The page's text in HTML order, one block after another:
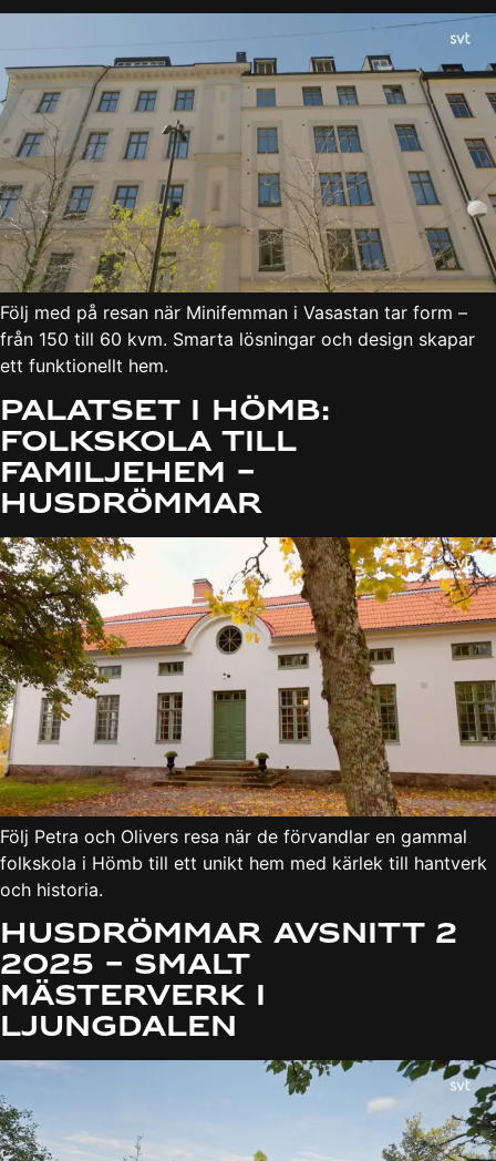
Följ med på resan när Minifemman i Vasastan tar form –
från 150 till 60 kvm. Smarta lösningar och design skapar
ett funktionellt hem.
Palatset i Hömb:
Folkskola till
Familjehem –
Husdrömmar
Följ Petra och Olivers resa när de förvandlar en gammal
folkskola i Hömb till ett unikt hem med kärlek till hantverk
och historia.
Husdrömmar Avsnitt 2
2025 – Smalt
Mästerverk i
Ljungdalen